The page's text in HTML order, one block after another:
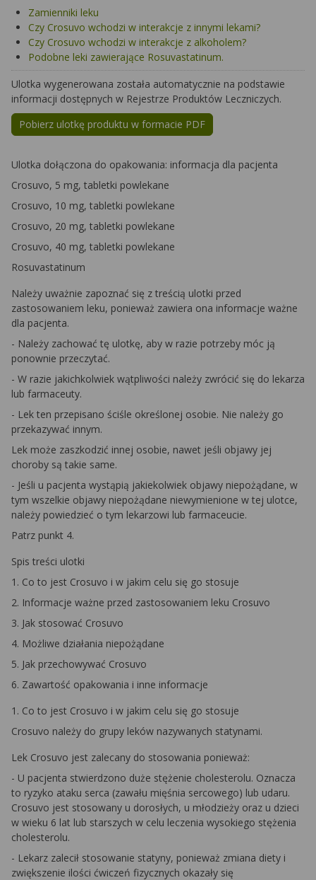
Zamienniki leku
Czy Crosuvo wchodzi w interakcje z innymi lekami?
Czy Crosuvo wchodzi w interakcje z alkoholem?
Podobne leki zawierające Rosuvastatinum.
Ulotka wygenerowana została automatycznie na podstawie
informacji dostępnych w Rejestrze Produktów Leczniczych.
Pobierz ulotkę produktu w formacie PDF
Ulotka dołączona do opakowania: informacja dla pacjenta
Crosuvo, 5 mg, tabletki powlekane
Crosuvo, 10 mg, tabletki powlekane
Crosuvo, 20 mg, tabletki powlekane
Crosuvo, 40 mg, tabletki powlekane
Rosuvastatinum
Należy uważnie zapoznać się z treścią ulotki przed
zastosowaniem leku, ponieważ zawiera ona informacje ważne
dla pacjenta.
- Należy zachować tę ulotkę, aby w razie potrzeby móc ją
ponownie przeczytać.
- W razie jakichkolwiek wątpliwości należy zwrócić się do lekarza
lub farmaceuty.
- Lek ten przepisano ściśle określonej osobie. Nie należy go
przekazywać innym.
Lek może zaszkodzić innej osobie, nawet jeśli objawy jej
choroby są takie same.
- Jeśli u pacjenta wystąpią jakiekolwiek objawy niepożądane, w
tym wszelkie objawy niepożądane niewymienione w tej ulotce,
należy powiedzieć o tym lekarzowi lub farmaceucie.
Patrz punkt 4.
Spis treści ulotki
1. Co to jest Crosuvo i w jakim celu się go stosuje
2. Informacje ważne przed zastosowaniem leku Crosuvo
3. Jak stosować Crosuvo
4. Możliwe działania niepożądane
5. Jak przechowywać Crosuvo
6. Zawartość opakowania i inne informacje
1. Co to jest Crosuvo i w jakim celu się go stosuje
Crosuvo należy do grupy leków nazywanych statynami.
Lek Crosuvo jest zalecany do stosowania ponieważ:
- U pacjenta stwierdzono duże stężenie cholesterolu. Oznacza
to ryzyko ataku serca (zawału mięśnia sercowego) lub udaru.
Crosuvo jest stosowany u dorosłych, u młodzieży oraz u dzieci
w wieku 6 lat lub starszych w celu leczenia wysokiego stężenia
cholesterolu.
- Lekarz zalecił stosowanie statyny, ponieważ zmiana diety i
zwiększenie ilości ćwiczeń fizycznych okazały się